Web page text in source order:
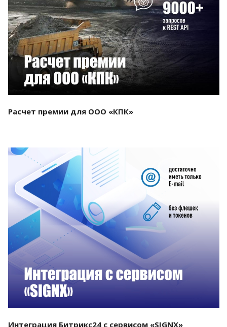
Смотреть проект
Расчет премии для ООО «КПК»
Смотреть проект
Интеграция Битрикс24 с сервисом «SIGNX»